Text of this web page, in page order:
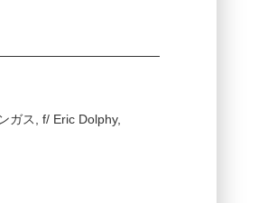
ガス, f/ Eric Dolphy,